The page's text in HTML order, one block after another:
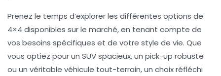
Prenez le temps d’explorer les différentes options de
4×4 disponibles sur le marché, en tenant compte de
vos besoins spécifiques et de votre style de vie. Que
vous optiez pour un SUV spacieux, un pick-up robuste
ou un véritable véhicule tout-terrain, un choix réfléchi